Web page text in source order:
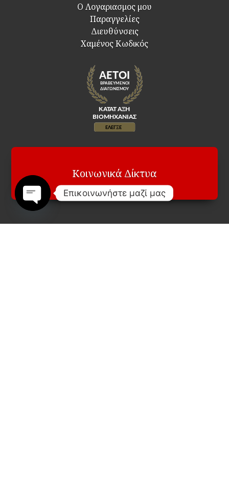
Ο Λογαριασμος μου
Παραγγελίες
Διευθύνσεις
Χαμένος Κωδικός
Κοινωνικά Δίκτυα
Επικοινωνήστε μαζί μας
chaty